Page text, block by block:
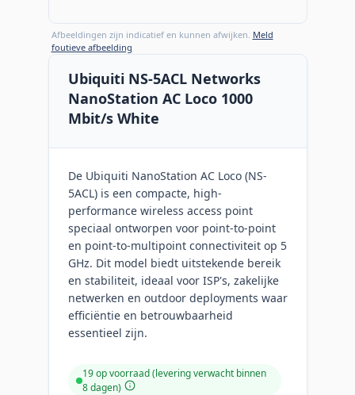
Afbeeldingen zijn indicatief en kunnen afwijken. Meld
foutieve afbeelding
Ubiquiti NS-5ACL Networks
NanoStation AC Loco 1000
Mbit/s White
De Ubiquiti NanoStation AC Loco (NS-
5ACL) is een compacte, high-
performance wireless access point
speciaal ontworpen voor point-to-point
en point-to-multipoint connectiviteit op 5
GHz. Dit model biedt uitstekende bereik
en stabiliteit, ideaal voor ISP's, zakelijke
netwerken en outdoor deployments waar
efficiëntie en betrouwbaarheid
essentieel zijn.
19 op voorraad (levering verwacht binnen
8 dagen)